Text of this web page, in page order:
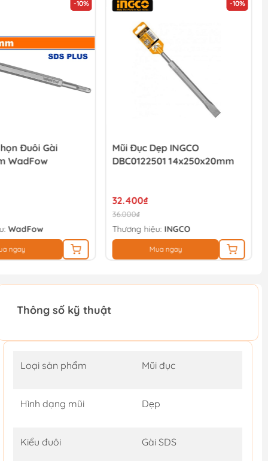
-10%
Đuôi Gài
WadFow
WadFow
ngay
-10%
Mũi Đục Dẹp INGCO
DBC0122501 14x250x20mm
32.400₫
36.000₫
Thương hiệu: INGCO
Mua ngay
Thông số kỹ thuật
Loại sản phẩm Mũi đục
Hình dạng mũi Dẹp
Kiểu đuôi Gài SDS